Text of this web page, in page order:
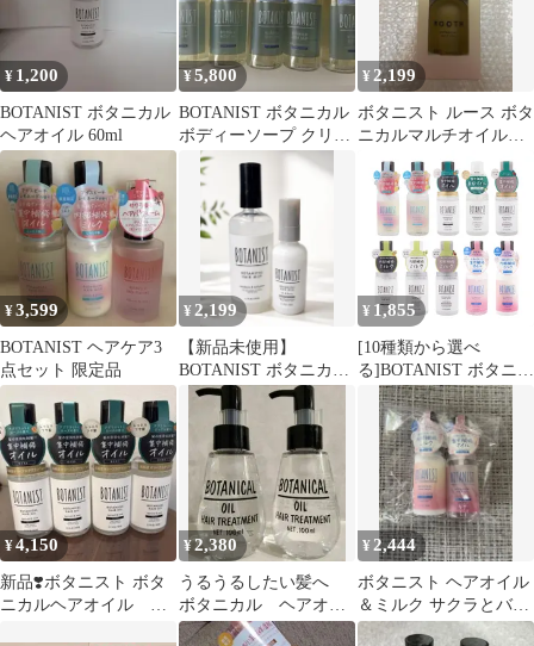
¥ 1,200
BOTANIST ボタニカル
ヘアオイル 60ml
¥5,800
BOTANIST ボタニカル
ボディーソープ クリア
クレンズ 5本セット
¥ 2,199
ボタニスト ルース ボタ
ニカルマルチオイル
60ml
¥3,599
BOTANIST ヘアケア3
点セット 限定品
¥2,199
【新品未使用】
BOTANIST ボタニカル
ヘアミスト ヘアミルク
セット
¥ 1,855
[10種類から選べ
る]BOTANIST ボタニス
ト ボタニカル ヘアミル
ク ヘアオイル モイスト
80ml[指定場所ダイレク
ト]
¥4,150
新品❣️ボタニスト ボタ
ニカルヘアオイル モ
¥2,380
うるうるしたい髪へ
ボタニカル ヘアオイ
ル2本 ぱさついた髪を
¥2,444
ボタニスト ヘアオイル
＆ミルク サクラとバニ
ラの香り